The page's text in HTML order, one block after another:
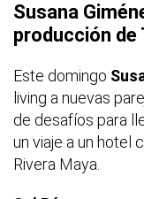
Susana
producción de
Este domingo
living a nuevas
de desafíos para
un viaje a un hotel
Rivera Maya.